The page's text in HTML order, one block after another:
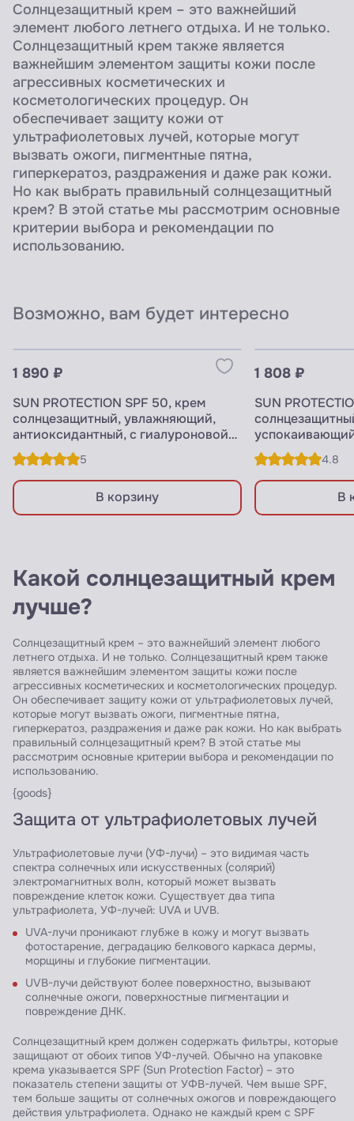
Солнцезащитный крем – это важнейший
элемент любого летнего отдыха. И не только.
Солнцезащитный крем также является
важнейшим элементом защиты кожи после
агрессивных косметических и
косметологических процедур. Он
обеспечивает защиту кожи от
ультрафиолетовых лучей, которые могут
вызвать ожоги, пигментные пятна,
гиперкератоз, раздражения и даже рак кожи.
Но как выбрать правильный солнцезащитный
крем? В этой статье мы рассмотрим основные
критерии выбора и рекомендации по
использованию.
Возможно, вам будет интересно
1 890 ₽
SUN PROTECTION SPF 50, крем
солнцезащитный, увлажняющий,
антиоксидантный, с гиалуроновой
кислотой
5
В корзину
1 808 ₽
SUN
4.8
В
Какой солнцезащитный крем
лучше?
Солнцезащитный крем – это важнейший элемент любого
летнего отдыха. И не только. Солнцезащитный крем также
является важнейшим элементом защиты кожи после
агрессивных косметических и косметологических процедур.
Он обеспечивает защиту кожи от ультрафиолетовых лучей,
которые могут вызвать ожоги, пигментные пятна,
гиперкератоз, раздражения и даже рак кожи. Но как выбрать
правильный солнцезащитный крем? В этой статье мы
рассмотрим основные критерии выбора и рекомендации по
использованию.
{goods}
Защита от ультрафиолетовых лучей
Ультрафиолетовые лучи (УФ-лучи) – это видимая часть
спектра солнечных или искусственных (солярий)
электромагнитных волн, который может вызвать
повреждение клеток кожи. Существует два типа
ультрафиолета, УФ-лучей: UVA и UVB.
UVA-лучи проникают глубже в кожу и могут вызвать
фотостарение, деградацию белкового каркаса дермы,
морщины и глубокие пигментации.
UVB-лучи действуют более поверхностно, вызывают
солнечные ожоги, поверхностные пигментации и
повреждение ДНК.
Солнцезащитный крем должен содержать фильтры, которые
защищают от обоих типов УФ-лучей. Обычно на упаковке
крема указывается SPF (Sun Protection Factor) – это
показатель степени защиты от УФВ-лучей. Чем выше SPF,
тем больше защиты от солнечных ожогов и повреждающего
действия ультрафиолета. Однако не каждый крем с SPF